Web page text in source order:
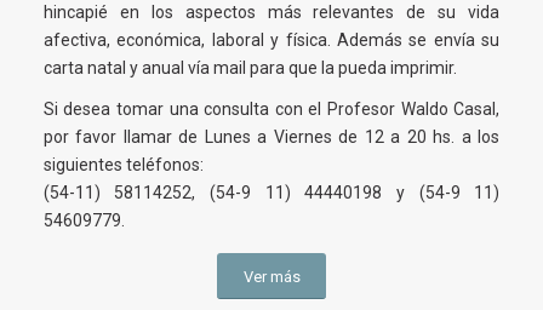
hincapié en los aspectos más relevantes de su vida
afectiva, económica, laboral y física. Además se envía su
carta natal y anual vía mail para que la pueda imprimir.
Si desea tomar una consulta con el Profesor Waldo Casal,
por favor llamar de Lunes a Viernes de 12 a 20 hs. a los
siguientes teléfonos:
(54-11) 58114252, (54-9 11) 44440198 y (54-9 11)
54609779.
Ver más